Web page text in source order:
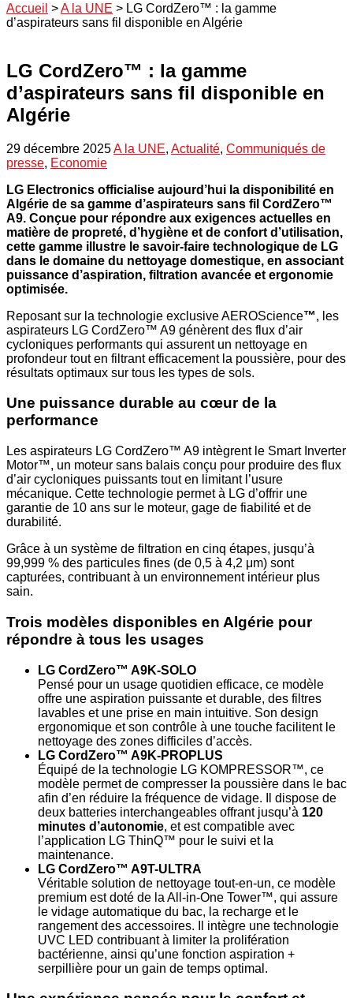
Accueil >A la UNE > LG CordZero™ : la gamme
d’aspirateurs sans fil disponible en Algérie
LG CordZero™ : la gamme
d’aspirateurs sans fil disponible en
Algérie
29 décembre 2025A la UNE, Actualité, Communiqués de
presse, Economie
LG Electronics officialise aujourd’hui la disponibilité en
Algérie de sa gamme d’aspirateurs sans fil CordZero™
A9. Conçue pour répondre aux exigences actuelles en
matière de propreté, d’hygiène et de confort d’utilisation,
cette gamme illustre le savoir-faire technologique de LG
dans le domaine du nettoyage domestique, en associant
puissance d’aspiration, filtration avancée et ergonomie
optimisée.
Reposant sur la technologie exclusive AEROScience™, les
aspirateurs LG CordZero™ A9 génèrent des flux d’air
cycloniques performants qui assurent un nettoyage en
profondeur tout en filtrant efficacement la poussière, pour des
résultats optimaux sur tous les types de sols.
Une puissance durable au cœur de la
performance
Les aspirateurs LG CordZero™ A9 intègrent le Smart Inverter
Motor™, un moteur sans balais conçu pour produire des flux
d’air cycloniques puissants tout en limitant l’usure
mécanique. Cette technologie permet à LG d’offrir une
garantie de 10 ans sur le moteur, gage de fiabilité et de
durabilité.
Grâce à un système de filtration en cinq étapes, jusqu’à
99,999 % des particules fines (de 0,5 à 4,2 μm) sont
capturées, contribuant à un environnement intérieur plus
sain.
Trois modèles disponibles en Algérie pour
répondre à tous les usages
LG CordZero™ A9K-SOLO
Pensé pour un usage quotidien efficace, ce modèle
offre une aspiration puissante et durable, des filtres
lavables et une prise en main intuitive. Son design
ergonomique et son contrôle à une touche facilitent le
nettoyage des zones difficiles d’accès.
LG CordZero™ A9K-PROPLUS
Équipé de la technologie LG KOMPRESSOR™, ce
modèle permet de compresser la poussière dans le bac
afin d’en réduire la fréquence de vidage. Il dispose de
deux batteries interchangeables offrant jusqu’à 120
minutes d’autonomie, et est compatible avec
l’application LG ThinQ™ pour le suivi et la
maintenance.
LG CordZero™ A9T-ULTRA
Véritable solution de nettoyage tout-en-un, ce modèle
premium est doté de la All-in-One Tower™, qui assure
le vidage automatique du bac, la recharge et le
rangement des accessoires. Il intègre une technologie
UVC LED contribuant à limiter la prolifération
bactérienne, ainsi qu’une fonction aspiration +
serpillière pour un gain de temps optimal.